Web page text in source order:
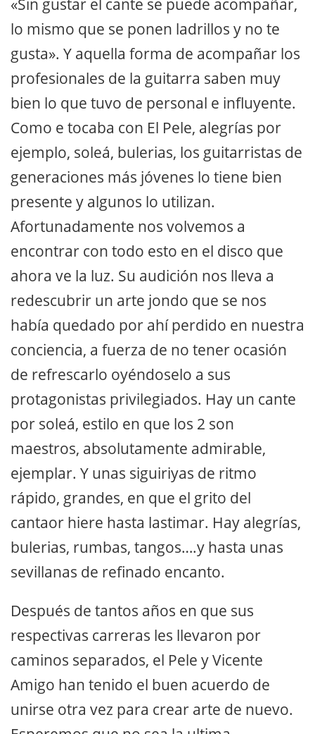
«Sin gustar el cante se puede acompañar,
lo mismo que se ponen ladrillos y no te
gusta». Y aquella forma de acompañar los
profesionales de la guitarra saben muy
bien lo que tuvo de personal e influyente.
Como e tocaba con El Pele, alegrías por
ejemplo, soleá, bulerias, los guitarristas de
generaciones más jóvenes lo tiene bien
presente y algunos lo utilizan.
Afortunadamente nos volvemos a
encontrar con todo esto en el disco que
ahora ve la luz. Su audición nos lleva a
redescubrir un arte jondo que se nos
había quedado por ahí perdido en nuestra
conciencia, a fuerza de no tener ocasión
de refrescarlo oyéndoselo a sus
protagonistas privilegiados. Hay un cante
por soleá, estilo en que los 2 son
maestros, absolutamente admirable,
ejemplar. Y unas siguiriyas de ritmo
rápido, grandes, en que el grito del
cantaor hiere hasta lastimar. Hay alegrías,
bulerias, rumbas, tangos….y hasta unas
sevillanas de refinado encanto.
Después de tantos años en que sus
respectivas carreras les llevaron por
caminos separados, el Pele y Vicente
Amigo han tenido el buen acuerdo de
unirse otra vez para crear arte de nuevo.